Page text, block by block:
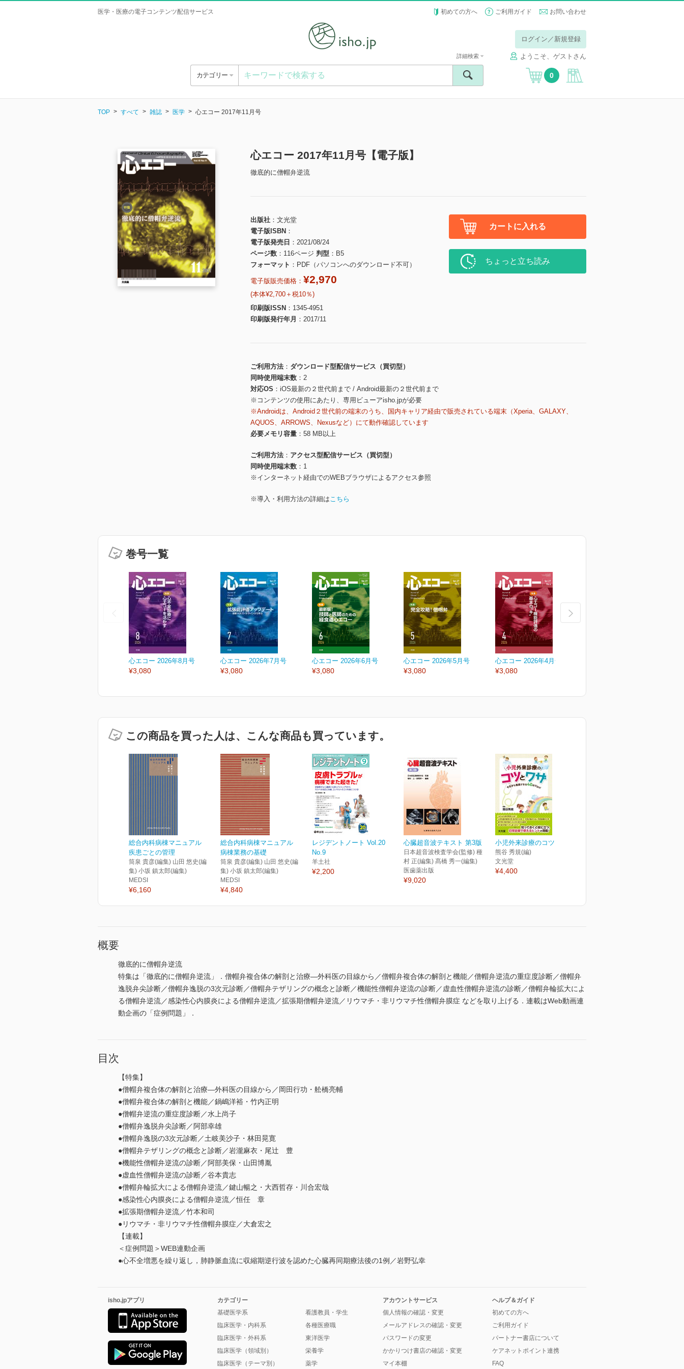
医学・医療の電子コンテンツ配信サービス 初めての方へ ご利用ガイド お問い合わせ
ログイン／新規登録
ようこそ、ゲストさん
カテゴリー
詳細検索
0
TOP すべて 雑誌 医学 心エコー 2017年11月号
心エコー 2017年11月号【電子版】
徹底的に僧帽弁逆流
出版社
文光堂
電子版ISBN
電子版発売日
2021/08/24
ページ数
116ページ 判型
B5
フォーマット
PDF（パソコンへのダウンロード不可）
電子版販売価格： ¥2,970
(本体¥2,700＋税10％)
印刷版ISSN
1345-4951
印刷版発行年月
2017/11
カートに入れる
ちょっと立ち読み
ご利用方法
ダウンロード型配信サービス（買切型）
同時使用端末数
2
対応OS
iOS最新の２世代前まで / Android最新の２世代前まで
※コンテンツの使用にあたり、専用ビューアisho.jpが必要
※Androidは、Android２世代前の端末のうち、国内キャリア経由で販売されている端末（Xperia、GALAXY、
AQUOS、ARROWS、Nexusなど）にて動作確認しています
必要メモリ容量
58 MB以上
ご利用方法
アクセス型配信サービス（買切型）
同時使用端末数
1
※インターネット経由でのWEBブラウザによるアクセス参照
※導入・利用方法の詳細はこちら
巻号一覧
心エコー 2026年8月号
¥3,080
心エコー 2026年7月号
¥3,080
心エコー 2026年6月号
¥3,080
心エコー 2026年5月号
¥3,080
心エコー 2026年4月号
¥3,080
この商品を買った人は、こんな商品も買っています。
総合内科病棟マニュアル
疾患ごとの管理
筒泉 貴彦(編集) 山田 悠史(編
集) 小坂 鎮太郎(編集)
MEDSI
¥6,160
総合内科病棟マニュアル
病棟業務の基礎
筒泉 貴彦(編集) 山田 悠史(編
集) 小坂 鎮太郎(編集)
MEDSI
¥4,840
レジデントノート Vol.20
No.9
羊土社
¥2,200
心臓超音波テキスト 第3版
日本超音波検査学会(監修) 種
村 正(編集) 髙橋 秀一(編集)
医歯薬出版
¥9,020
小児外来診療のコツとワザ
熊谷 秀規(編)
文光堂
¥4,400
概要
徹底的に僧帽弁逆流
特集は「徹底的に僧帽弁逆流」．僧帽弁複合体の解剖と治療—外科医の目線から／僧帽弁複合体の解剖と機能／僧帽弁逆流の重症度診断／僧帽弁
逸脱弁尖診断／僧帽弁逸脱の3次元診断／僧帽弁テザリングの概念と診断／機能性僧帽弁逆流の診断／虚血性僧帽弁逆流の診断／僧帽弁輪拡大によ
る僧帽弁逆流／感染性心内膜炎による僧帽弁逆流／拡張期僧帽弁逆流／リウマチ・非リウマチ性僧帽弁膜症 などを取り上げる．連載はWeb動画連
動企画の「症例問題」．
目次
【特集】
●僧帽弁複合体の解剖と治療—外科医の目線から／岡田行功・舩橋亮輔
●僧帽弁複合体の解剖と機能／鍋嶋洋裕・竹内正明
●僧帽弁逆流の重症度診断／水上尚子
●僧帽弁逸脱弁尖診断／阿部幸雄
●僧帽弁逸脱の3次元診断／土岐美沙子・林田晃寛
●僧帽弁テザリングの概念と診断／岩瀧麻衣・尾辻 豊
●機能性僧帽弁逆流の診断／阿部美保・山田博胤
●虚血性僧帽弁逆流の診断／谷本貴志
●僧帽弁輪拡大による僧帽弁逆流／鍵山暢之・大西哲存・川合宏哉
●感染性心内膜炎による僧帽弁逆流／恒任 章
●拡張期僧帽弁逆流／竹本和司
●リウマチ・非リウマチ性僧帽弁膜症／大倉宏之
【連載】
＜症例問題＞WEB連動企画
●心不全増悪を繰り返し，肺静脈血流に収縮期逆行波を認めた心臓再同期療法後の1例／岩野弘幸
isho.jpアプリ
カテゴリー
基礎医学系
臨床医学・内科系
臨床医学・外科系
臨床医学（領域別）
臨床医学（テーマ別）
看護教員・学生
各種医療職
東洋医学
栄養学
薬学
アカウントサービス
個人情報の確認・変更
メールアドレスの確認・変更
パスワードの変更
かかりつけ書店の確認・変更
マイ本棚
ヘルプ＆ガイド
初めての方へ
ご利用ガイド
パートナー書店について
ケアネットポイント連携
FAQ